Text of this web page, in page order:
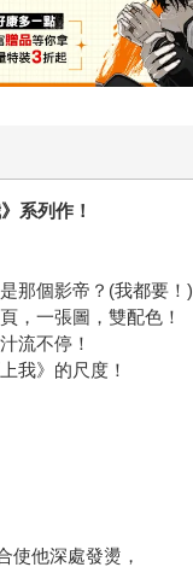
系列作！
那個影帝？(我都要！)
，一張圖，雙配色！
流不停！
我》的尺度！
使他深處發燙，